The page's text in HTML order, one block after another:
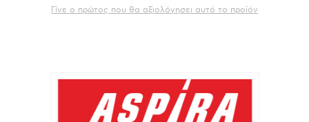
Γίνε ο πρώτος που θα αξιολόγησει αυτό το προϊόν